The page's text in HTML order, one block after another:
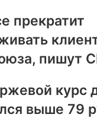
прекратит
пишут
курс
выше 79